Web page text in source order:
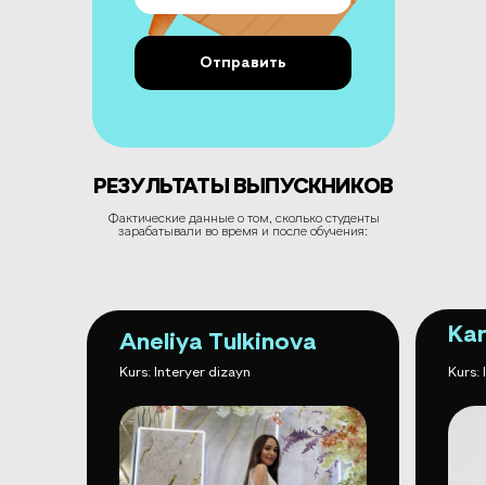
Отправить
РЕЗУЛЬТАТЫ ВЫПУСКНИКОВ
Фактические данные о том, сколько студенты
зарабатывали во время и после обучения:
Aneliya Tulkinova
Kurs: Interyer dizayn Kurs: